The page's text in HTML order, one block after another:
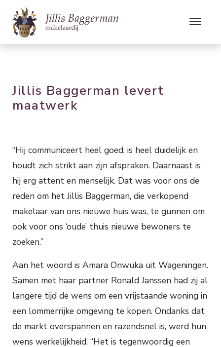
Jillis Baggerman levert
maatwerk
“Hij communiceert heel goed, is heel duidelijk en
houdt zich strikt aan zijn afspraken. Daarnaast is
hij erg attent en menselijk. Dat was voor ons de
reden om het Jillis Baggerman, die verkopend
makelaar van ons nieuwe huis was, te gunnen om
ook voor ons ‘oude’ thuis nieuwe bewoners te
zoeken.”
Aan het woord is Amara Onwuka uit Wageningen.
Samen met haar partner Ronald Janssen had zij al
langere tijd de wens om een vrijstaande woning in
een lommerrijke omgeving te kopen. Ondanks dat
de markt overspannen en razendsnel is, werd hun
wens werkelijkheid. “Het is tegenwoordig een